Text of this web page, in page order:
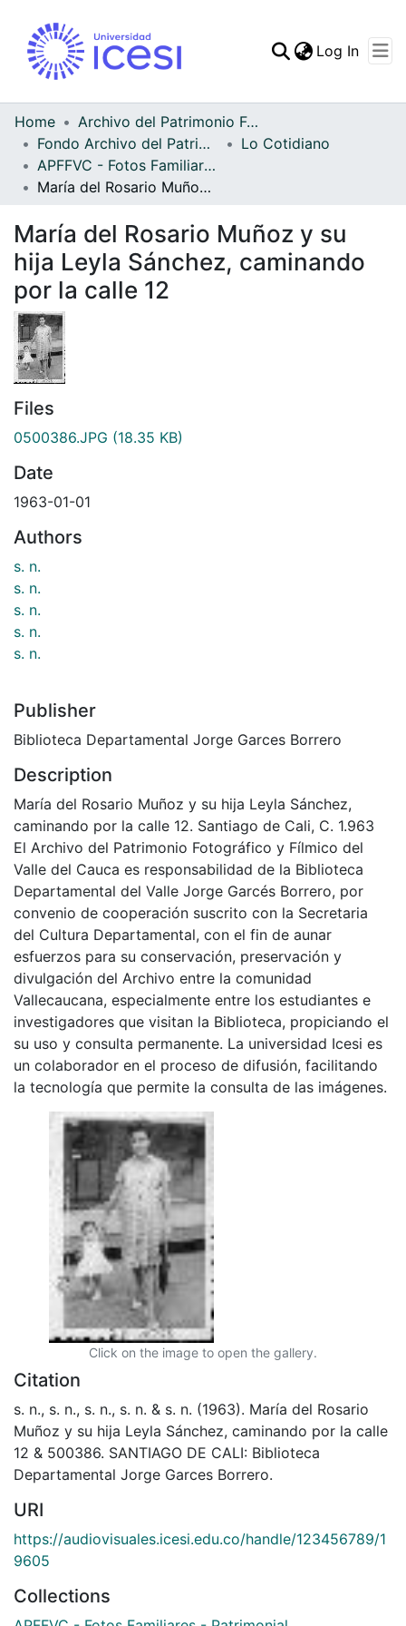
Statistics
Log In
Home
Archivo del Patrimonio Fotográfico y Fílmico del Valle del Cauca
Fondo Archivo del Patrimonio Fotográfico y Fílmico del Valle del Cauca
Lo Cotidiano
APFFVC - Fotos Familiares - Patrimonial
María del Rosario Muñoz y su hija Leyla Sánchez, caminando por la calle 12
María del Rosario Muñoz y su
hija Leyla Sánchez, caminando
por la calle 12
Files
0500386.JPG (18.35 KB)
Date
1963-01-01
Authors
s. n.
s. n.
s. n.
s. n.
s. n.
Publisher
Biblioteca Departamental Jorge Garces Borrero
Description
María del Rosario Muñoz y su hija Leyla Sánchez,
caminando por la calle 12. Santiago de Cali, C. 1.963
El Archivo del Patrimonio Fotográfico y Fílmico del
Valle del Cauca es responsabilidad de la Biblioteca
Departamental del Valle Jorge Garcés Borrero, por
convenio de cooperación suscrito con la Secretaria
del Cultura Departamental, con el fin de aunar
esfuerzos para su conservación, preservación y
divulgación del Archivo entre la comunidad
Vallecaucana, especialmente entre los estudiantes e
investigadores que visitan la Biblioteca, propiciando el
su uso y consulta permanente. La universidad Icesi es
un colaborador en el proceso de difusión, facilitando
la tecnología que permite la consulta de las imágenes.
Click on the image to open the gallery.
Citation
s. n., s. n., s. n., s. n. & s. n. (1963). María del Rosario
Muñoz y su hija Leyla Sánchez, caminando por la calle
12 & 500386. SANTIAGO DE CALI: Biblioteca
Departamental Jorge Garces Borrero.
URI
https://audiovisuales.icesi.edu.co/handle/123456789/1
9605
Collections